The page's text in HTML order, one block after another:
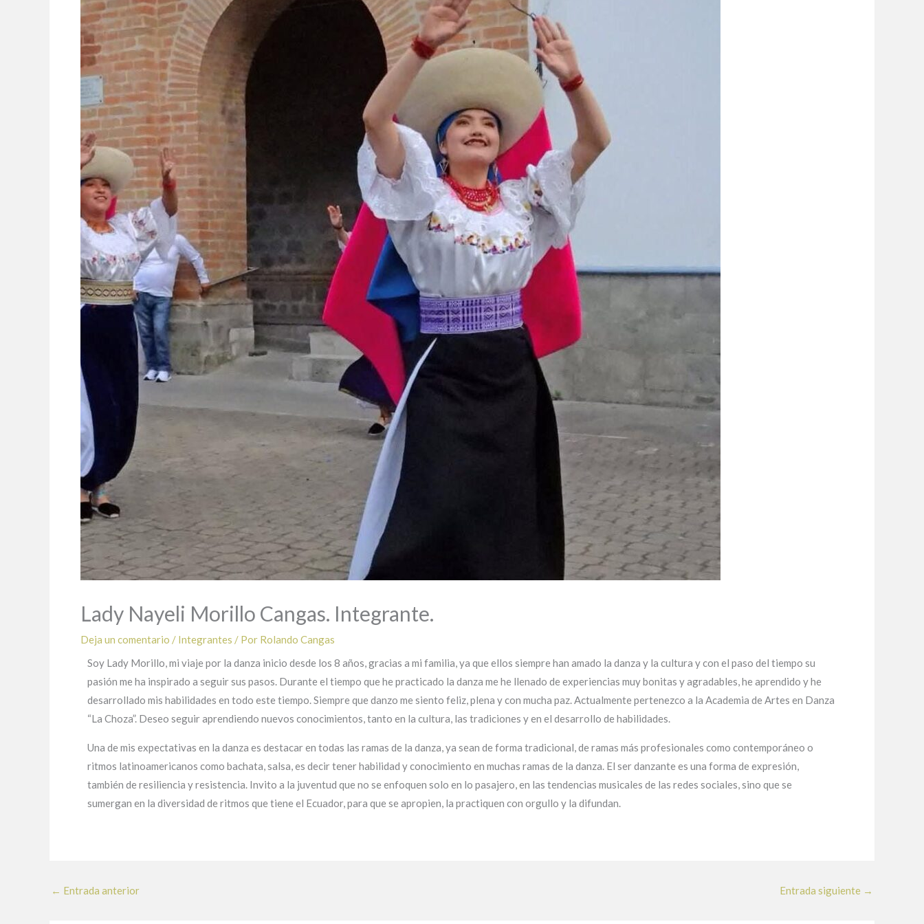
Lady Nayeli Morillo Cangas. Integrante.
Deja un comentario / Integrantes / Por Rolando Cangas
Soy Lady Morillo, mi viaje por la danza inicio desde los 8 años, gracias a mi familia, ya que ellos siempre han amado la danza y la cultura y con el paso del tiempo su
pasión me ha inspirado a seguir sus pasos. Durante el tiempo que he practicado la danza me he llenado de experiencias muy bonitas y agradables, he aprendido y he
desarrollado mis habilidades en todo este tiempo. Siempre que danzo me siento feliz, plena y con mucha paz. Actualmente pertenezco a la Academia de Artes en Danza
“La Choza”. Deseo seguir aprendiendo nuevos conocimientos, tanto en la cultura, las tradiciones y en el desarrollo de habilidades.
Una de mis expectativas en la danza es destacar en todas las ramas de la danza, ya sean de forma tradicional, de ramas más profesionales como contemporáneo o
ritmos latinoamericanos como bachata, salsa, es decir tener habilidad y conocimiento en muchas ramas de la danza. El ser danzante es una forma de expresión,
también de resiliencia y resistencia. Invito a la juventud que no se enfoquen solo en lo pasajero, en las tendencias musicales de las redes sociales, sino que se
sumergan en la diversidad de ritmos que tiene el Ecuador, para que se apropien, la practiquen con orgullo y la difundan.
← Entrada anterior Entrada siguiente →